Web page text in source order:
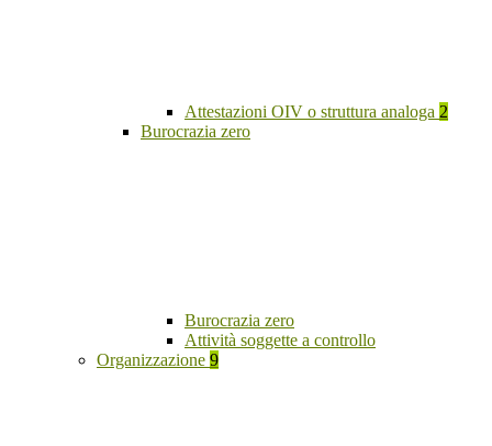
Attestazioni OIV o struttura analoga 2
Burocrazia zero
Burocrazia zero
Attività soggette a controllo
Organizzazione 9